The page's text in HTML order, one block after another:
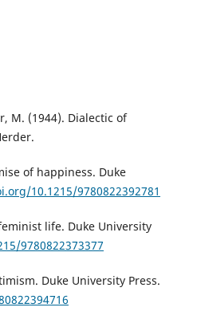
M. (1944). Dialectic of
of happiness. Duke
10.1215/9780822392781
life. Duke University
9780822373377
Duke University Press.